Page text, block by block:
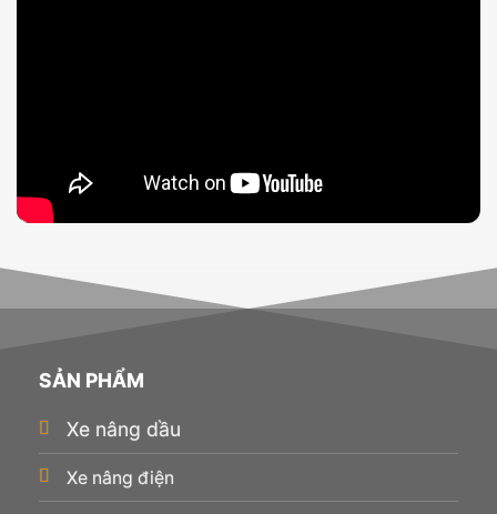
SẢN PHẨM
Xe nâng dầu
Xe nâng điện